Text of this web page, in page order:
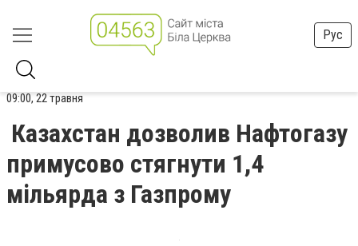
Рус
09:00, 22 травня
Казахстан дозволив Нафтогазу
примусово стягнути 1,4
мільярда з Газпрому